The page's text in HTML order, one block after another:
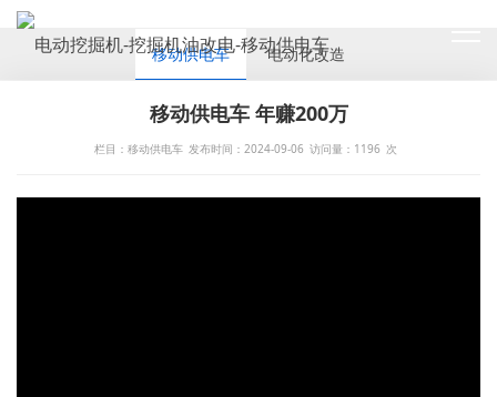
CASES
移动供电车 电动化改造
移动供电车 年赚200万
栏目：移动供电车 发布时间：2024-09-06 访问量： 1196 次